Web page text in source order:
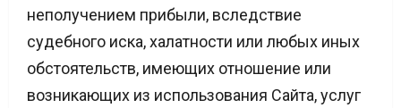
неполучением прибыли, вследствие
судебного иска, халатности или любых иных
обстоятельств, имеющих отношение или
возникающих из использования Сайта, услуг